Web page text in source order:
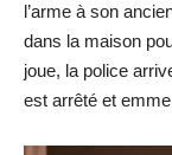
l’arme à son
dans la maison
joue, la police
est arrêté et